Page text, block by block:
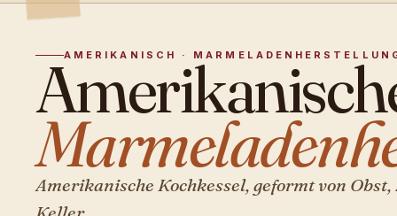
AMERIKANISCH ·
Amerikanische Kochkessel, geformt von